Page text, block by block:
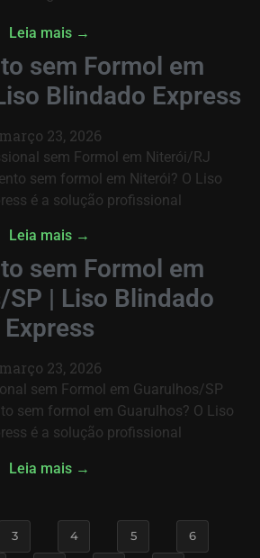
Leia mais →
sem Formol em
Blindado Express
março 23, 2026
sem Formol em Niterói/RJ
sem formol em Niterói? O Liso
é a solução profissional
Leia mais →
sem Formol em
SP | Liso Blindado
Express
março 23, 2026
sem Formol em Guarulhos/SP
sem formol em Guarulhos? O Liso
é a solução profissional
Leia mais →
3 4 5 6